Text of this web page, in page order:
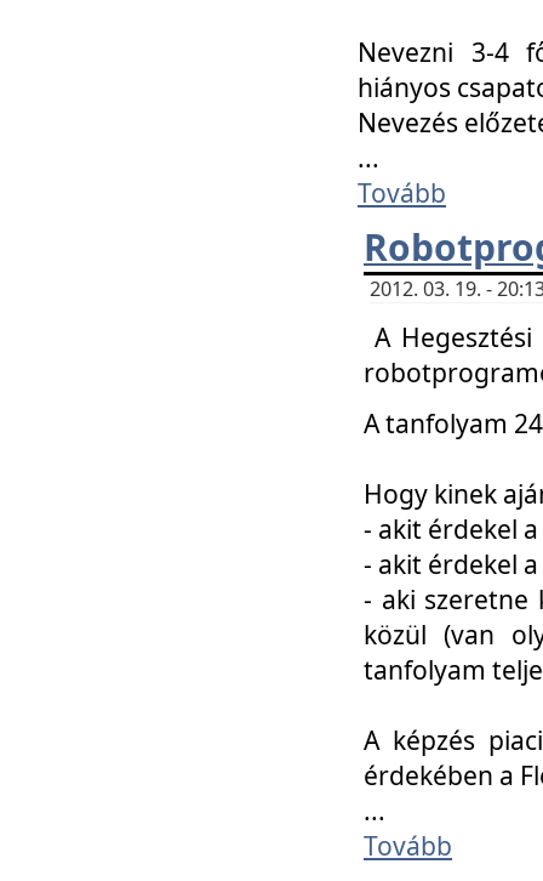
Nevezni 3-4
hiányos
Nevezés
...
Tovább
2012. 03. 19. -
A
A tanfolyam
Hogy kinek
- akit érdekel
- akit érdekel
- aki szeretne
közül (van
tanfolyam
A képzés
érdekében a
...
Tovább